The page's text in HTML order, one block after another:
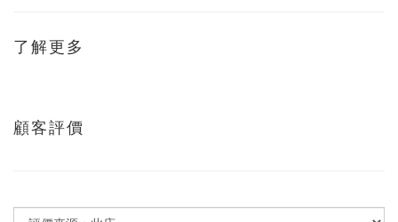
了解更多
顧客評價